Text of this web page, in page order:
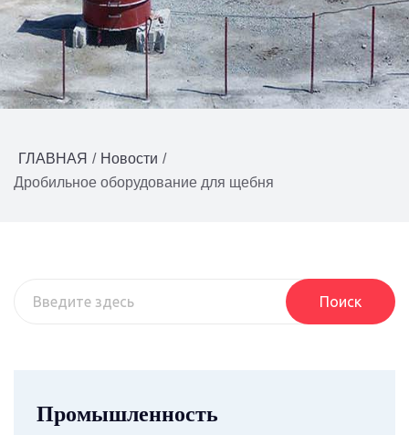
ГЛАВНАЯ / Новости /
Дробильное оборудование для щебня
Поиск
Промышленность